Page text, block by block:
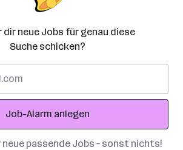
dir neue Jobs für genau diese
Suche schicken?
Job-Alarm anlegen
passende Jobs – sonst nichts!